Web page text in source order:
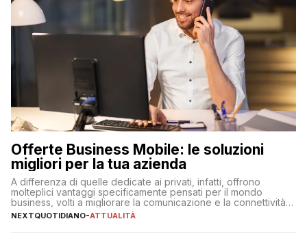
Offerte Business Mobile: le soluzioni
migliori per la tua azienda
A differenza di quelle dedicate ai privati, infatti, offrono
molteplici vantaggi specificamente pensati per il mondo
business, volti a migliorare la comunicazione e la connettività
degli utenti
NEXTQUOTIDIANO-ATTUALITÀ